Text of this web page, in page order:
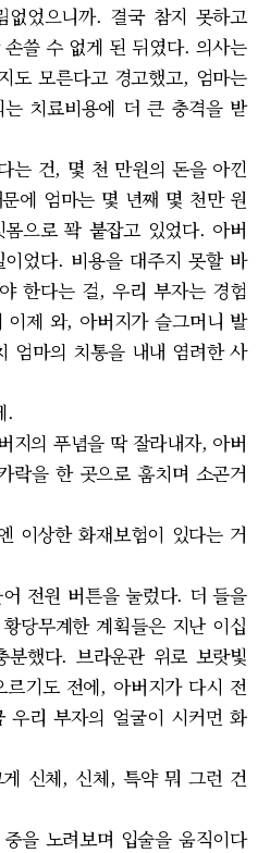
었으니까. 결국 참지 못하고
쓸 수 없게 된 뒤였다. 의사는
도 모른다고 경고했고, 엄마는
치료비용에 더 큰 충격을 받
는 건, 몇 천 만원의 돈을 아낀
에 엄마는 몇 년째 몇 천만 원
으로 꽉 붙잡고 있었다. 아버
었다. 비용을 대주지 못할 바
한다는 걸, 우리 부자는 경험
제 와, 아버지가 슬그머니 발
엄마의 치통을 내내 염려한 사
.
지의 푸념을 딱 잘라내자, 아버
락을 한 곳으로 훔치며 소곤거
이상한 화재보험이 있다는 거
전원 버튼을 눌렀다. 더 들을
당무계한 계획들은 지난 이십
했다. 브라운관 위로 보랏빛
기도 전에, 아버지가 다시 전
우리 부자의 얼굴이 시커먼 화
신체, 신체, 특약 뭐 그런 건
을 노려보며 입술을 움직이다